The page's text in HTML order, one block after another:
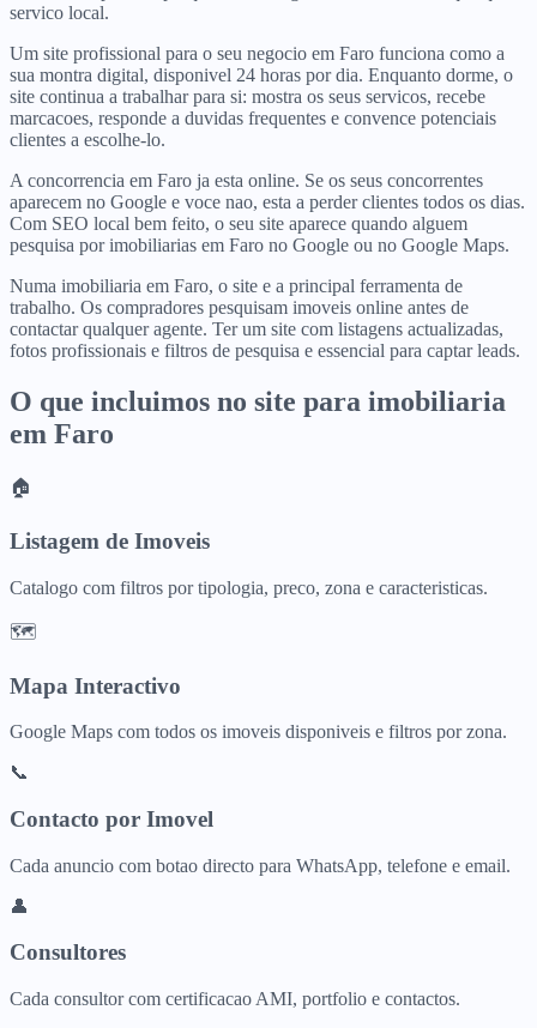
servico local.
Um site profissional para o seu negocio em Faro funciona como a
sua montra digital, disponivel 24 horas por dia. Enquanto dorme, o
site continua a trabalhar para si: mostra os seus servicos, recebe
marcacoes, responde a duvidas frequentes e convence potenciais
clientes a escolhe-lo.
A concorrencia em Faro ja esta online. Se os seus concorrentes
aparecem no Google e voce nao, esta a perder clientes todos os dias.
Com SEO local bem feito, o seu site aparece quando alguem
pesquisa por imobiliarias em Faro no Google ou no Google Maps.
Numa imobiliaria em Faro, o site e a principal ferramenta de
trabalho. Os compradores pesquisam imoveis online antes de
contactar qualquer agente. Ter um site com listagens actualizadas,
fotos profissionais e filtros de pesquisa e essencial para captar leads.
O que incluimos no site para imobiliaria
em Faro
🏠
Listagem de Imoveis
Catalogo com filtros por tipologia, preco, zona e caracteristicas.
🗺️
Mapa Interactivo
Google Maps com todos os imoveis disponiveis e filtros por zona.
📞
Contacto por Imovel
Cada anuncio com botao directo para WhatsApp, telefone e email.
👤
Consultores
Cada consultor com certificacao AMI, portfolio e contactos.